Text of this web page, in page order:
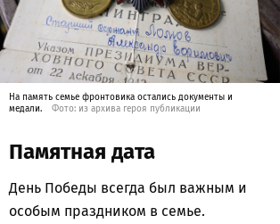
На память семье фронтовика остались документы и
медали.
Фото: из архива героя публикации
Памятная дата
День Победы всегда был важным и
особым праздником в семье.